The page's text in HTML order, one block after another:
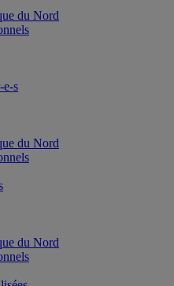
du Nord
e-s
du Nord
du Nord